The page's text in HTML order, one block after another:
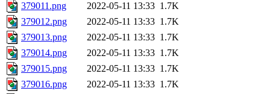
379011.png
2022-05-11 13:33 1.7K
379012.png
2022-05-11 13:33 1.7K
379013.png
2022-05-11 13:33 1.7K
379014.png
2022-05-11 13:33 1.7K
379015.png
2022-05-11 13:33 1.7K
379016.png
2022-05-11 13:33 1.7K